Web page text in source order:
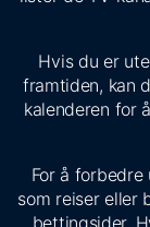
Hvis du er
framtiden, kan
kalenderen for
For å
som reiser eller
bettingsider.